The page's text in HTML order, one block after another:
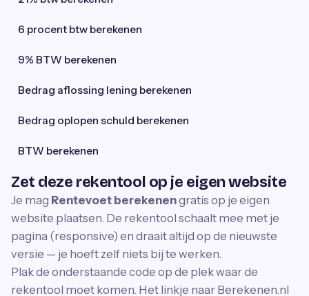
6 procent btw berekenen
9% BTW berekenen
Bedrag aflossing lening berekenen
Bedrag oplopen schuld berekenen
BTW berekenen
Zet deze rekentool op je eigen website
Je mag Rentevoet berekenengratis op je eigen
website plaatsen. De rekentool schaalt mee met je
pagina (responsive) en draait altijd op de nieuwste
versie — je hoeft zelf niets bij te werken.
Plak de onderstaande code op de plek waar de
rekentool moet komen. Het linkje naar Berekenen.nl